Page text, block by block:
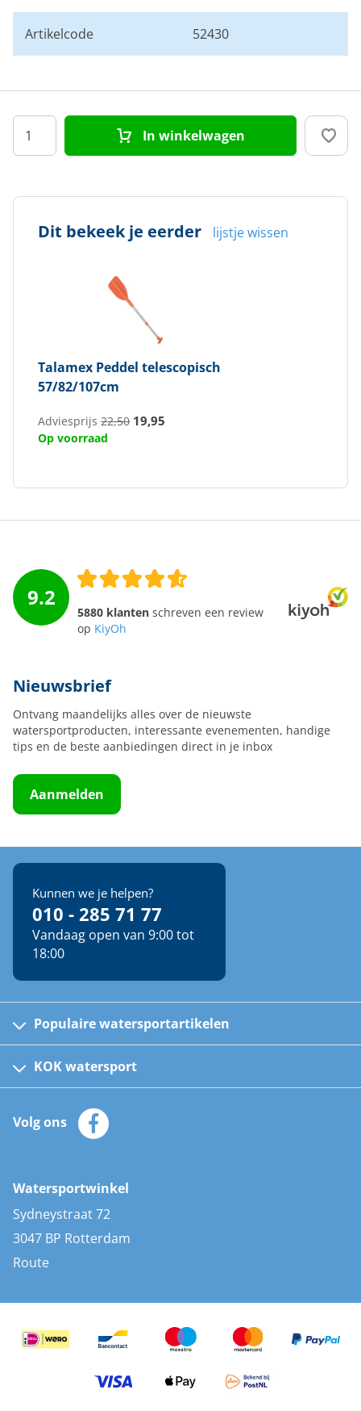
Artikelcode 52430
In winkelwagen
Dit bekeek je eerder lijstje wissen
Talamex Peddel telescopisch
57/82/107cm
Adviesprijs 22,50 19,95
Op voorraad
9.2
5880 klanten schreven een review
op KiyOh
Nieuwsbrief
Ontvang maandelijks alles over de nieuwste
watersportproducten, interessante evenementen, handige
tips en de beste aanbiedingen direct in je inbox
Aanmelden
Kunnen we je helpen?
010 - 285 71 77
Vandaag open van 9:00 tot
18:00
Populaire watersportartikelen
Kinder reddingsvesten
Automatische reddingsvesten
Zeilkleding
Zonnepanelen
AIS transponders
Stootwillen en fenders
Bootkussens
Zwemtrappen
KOK watersport
Klantenservice
Merken
Volg ons
Watersportwinkel
Sydneystraat 72
3047 BP Rotterdam
Route